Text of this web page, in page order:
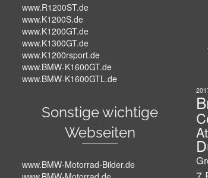
www.R1200ST.de
www.K1200S.de
www.K1200GT.de
www.K1300GT.de
www.K1200rsport.de
www.BMW-K1600GT.de
www.BMW-K1600GTL.de
Sonstige wichtige
Webseiten
www.BMW-Motorrad-Bilder.de